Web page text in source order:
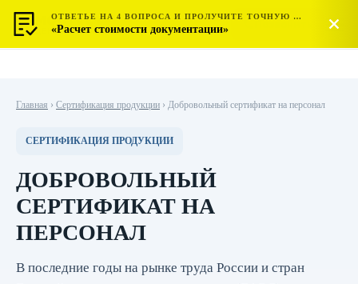
МОСТЕСТ
ЦЕНТР СЕРТИФИКАЦИИ
Главная › Сертификация продукции › Добровольный сертификат на персонал
СЕРТИФИКАЦИЯ ПРОДУКЦИИ
ДОБРОВОЛЬНЫЙ
СЕРТИФИКАТ НА
ПЕРСОНАЛ
В последние годы на рынке труда России и стран
ОТВЕТЬЕ НА 4 ВОПРОСА И ПРОЛУЧИТЕ ТОЧНУЮ СТОИМОСТЬ
«Расчет стоимости документации»